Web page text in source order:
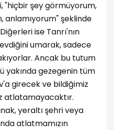
"hiçbir şey görmüyorum,
anlamıyorum" şeklinde
ise Tanrı'nın
umarak, sadece
Ancak bu tutum
yakında gezegenin tüm
girecek ve bildiğimiz
atlatamayacaktır.
yeraltı şehri veya
atlatmamızın